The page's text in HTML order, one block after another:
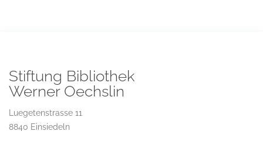
Stiftung Bibliothek
Werner Oechslin
Luegetenstrasse 11
8840 Einsiedeln